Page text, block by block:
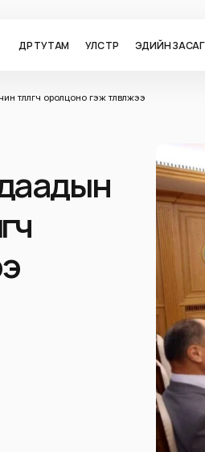
ӨДӨР ТУТАМ УЛС ТӨР ЭДИЙН ЗАСАГ
оролцоно гэж төлөвлөжээ